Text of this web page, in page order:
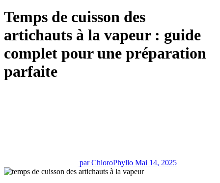
Temps de cuisson des
artichauts à la vapeur : guide
complet pour une préparation
parfaite
par ChloroPhyllo Mai 14, 2025